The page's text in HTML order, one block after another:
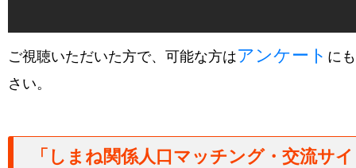
ご視聴いただいた方で、可能な方はアンケート に
さい。
「しまね関係人口マッチング・交流サ